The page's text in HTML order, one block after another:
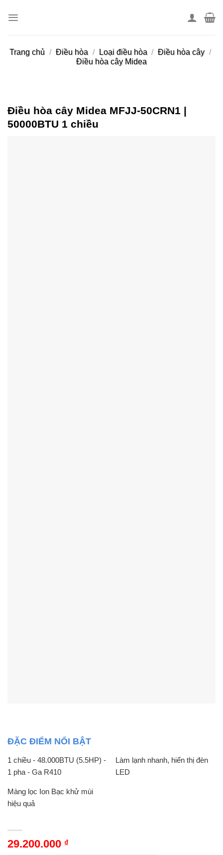
Trang chủ / Điều hòa / Loại điều hòa / Điều hòa cây /
Điều hòa cây Midea
Điều hòa cây Midea MFJJ-50CRN1 |
50000BTU 1 chiều
ĐẶC ĐIỂM NỔI BẬT
1 chiều - 48.000BTU (5.5HP) -
1 pha - Ga R410
Làm lạnh nhanh, hiển thị đèn
LED
Màng lọc Ion Bạc khử mùi
hiệu quả
29.200.000 ₫